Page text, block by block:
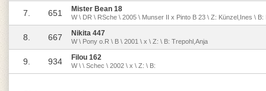
7. 651 Mister Bean 18
W \ DR \ RSche \ 2005 \ Munser II x Pinto B 23 \ Z: Künzel,Ines \ B:
8. 667 Nikita 447
W \ Pony o.R \ B \ 2001 \ x \ Z: \ B: Trepohl,Anja
9. 934 Filou 162
W \ \ Schec \ 2002 \ x \ Z: \ B: